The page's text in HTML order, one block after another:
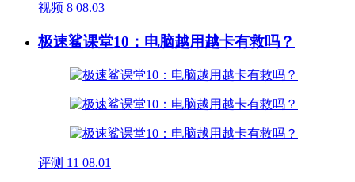
视频 8 08.03
极速鲨课堂10：电脑越用越卡有救吗？
评测 11 08.01